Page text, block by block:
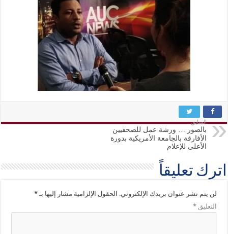
السابق
بالصور … ورشة عمل للصحفيين
الأفارقة بالجامعة الأمريكية بدورة
الأعلى للإعلام
اترك تعليقاً
لن يتم نشر عنوان بريدك الإلكتروني. الحقول الإلزامية مشار إليها بـ*
التعليق*